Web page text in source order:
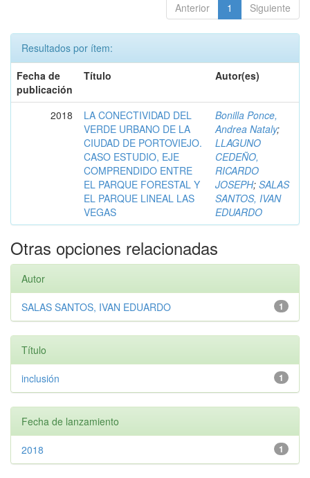
Anterior 1 Siguiente
Resultados por ítem:
Fecha de
publicación
Título Autor(es)
2018
LA CONECTIVIDAD DEL
VERDE URBANO DE LA
CIUDAD DE PORTOVIEJO.
CASO ESTUDIO, EJE
COMPRENDIDO ENTRE
EL PARQUE FORESTAL Y
EL PARQUE LINEAL LAS
VEGAS
Bonilla Ponce,
Andrea Nataly;
LLAGUNO
CEDEÑO,
RICARDO
JOSEPH; SALAS
SANTOS, IVAN
EDUARDO
Otras opciones relacionadas
Autor
1
SALAS SANTOS, IVAN EDUARDO
Título
1
inclusión
Fecha de lanzamiento
1
2018